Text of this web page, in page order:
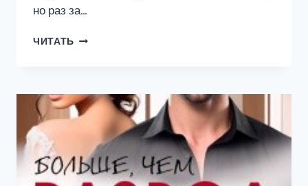
но раз за…
ЧИТАТЬ ЗАПИСКИ